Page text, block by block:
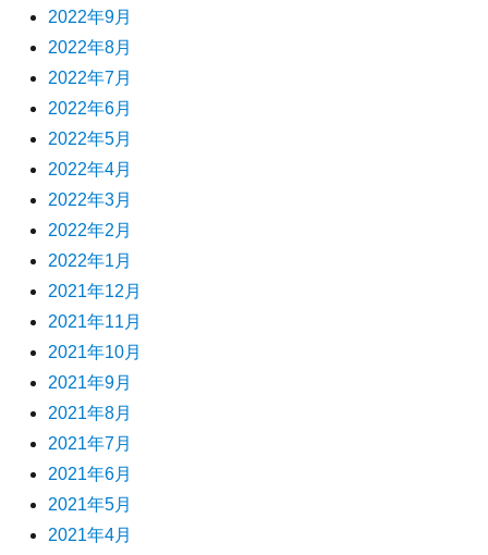
2022年9月
2022年8月
2022年7月
2022年6月
2022年5月
2022年4月
2022年3月
2022年2月
2022年1月
2021年12月
2021年11月
2021年10月
2021年9月
2021年8月
2021年7月
2021年6月
2021年5月
2021年4月